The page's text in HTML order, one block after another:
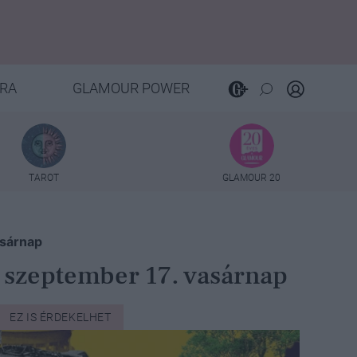
GLAMOUR POWER
TAROT GLAMOUR 20
17. vasárnap
EZ IS ÉRDEKELHET